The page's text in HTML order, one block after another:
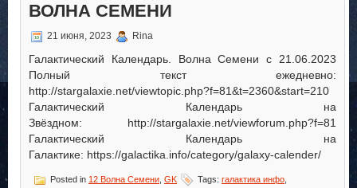
ВОЛНА СЕМЕНИ
21 июня, 2023 Rina
Галактический Календарь. Волна Семени с 21.06.2023
Полный текст ежедневно:
http://stargalaxie.net/viewtopic.php?f=81&t=2360&start=210
Галактический Календарь на
Звёздном: http://stargalaxie.net/viewforum.php?f=81
Галактический Календарь на
Галактике: https://galactika.info/category/galaxy-calender/
Posted in 12 Волна Семени GK Tags: галактика инфо